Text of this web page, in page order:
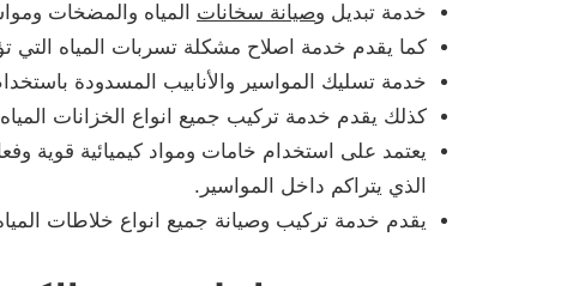
خدمة تبديل وصيانة سخانات المياه والمضخات
كما يقدم خدمة اصلاح مشكلة تسربات المياه التي
خدمة تسليك المواسير والأنابيب المسدودة
كذلك يقدم خدمة تركيب جميع انواع الخزانات
يعتمد على استخدام خامات ومواد كيميائية قوية
الذي يتراكم داخل المواسير.
يقدم خدمة تركيب وصيانة جميع انواع خلاطات